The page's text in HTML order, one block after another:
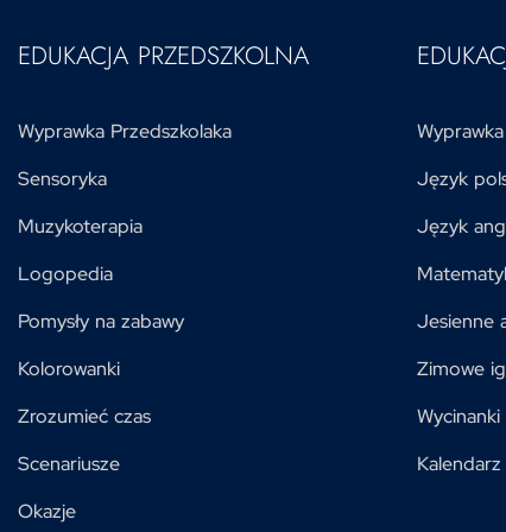
EDUKACJA PRZEDSZKOLNA
Wyprawka Przedszkolaka
Sensoryka
Muzykoterapia
Logopedia
Pomysły na zabawy
Kolorowanki
Zrozumieć czas
Scenariusze
Okazje
Język
Język
Jesienne
Zimowe
Wycinanki